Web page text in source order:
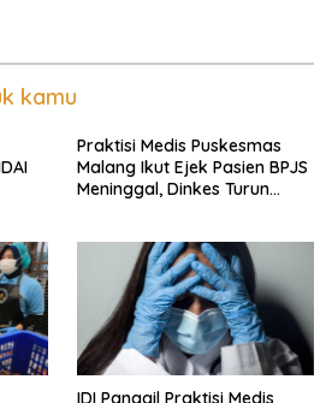
kamu
Praktisi Medis Puskesmas
Malang Ikut Ejek Pasien BPJS
Meninggal, Dinkes Turun
IDI Panggil Praktisi Medis